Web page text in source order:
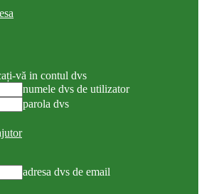
vă in contul dvs
numele dvs de utilizator
parola dvs
adresa dvs de email